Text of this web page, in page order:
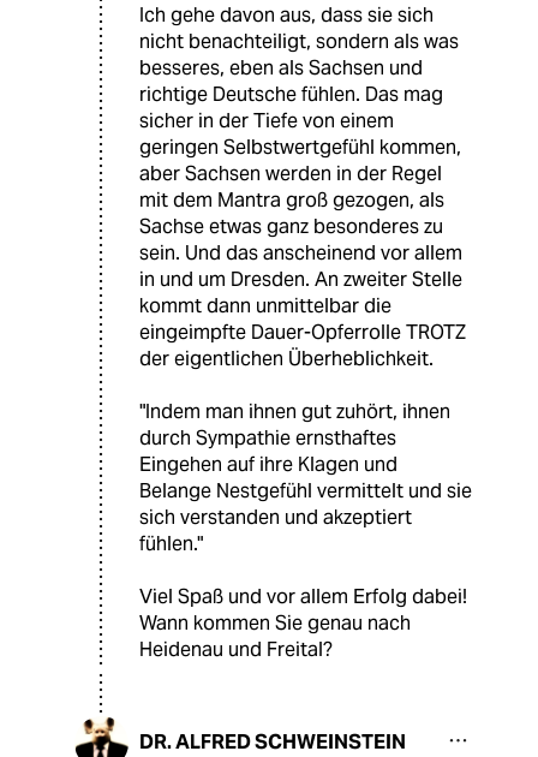
Ich gehe davon aus, dass sie sich
nicht benachteiligt, sondern als was
besseres, eben als Sachsen und
richtige Deutsche fühlen. Das mag
sicher in der Tiefe von einem
geringen Selbstwertgefühl kommen,
aber Sachsen werden in der Regel
mit dem Mantra groß gezogen, als
Sachse etwas ganz besonderes zu
sein. Und das anscheinend vor allem
in und um Dresden. An zweiter Stelle
kommt dann unmittelbar die
eingeimpfte Dauer-Opferrolle TROTZ
der eigentlichen Überheblichkeit.
"Indem man ihnen gut zuhört, ihnen
durch Sympathie ernsthaftes
Eingehen auf ihre Klagen und
Belange Nestgefühl vermittelt und sie
sich verstanden und akzeptiert
fühlen."
Viel Spaß und vor allem Erfolg dabei!
Wann kommen Sie genau nach
Heidenau und Freital?
DR. ALFRED SCHWEINSTEIN